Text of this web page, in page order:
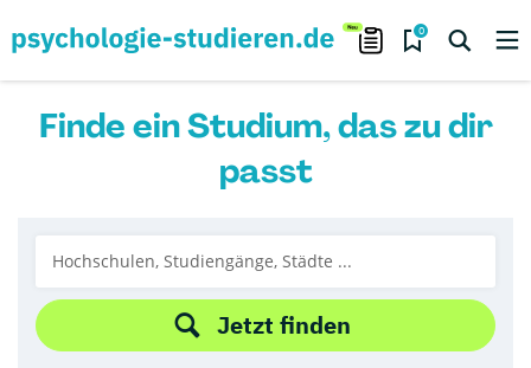
0
Finde ein Studium, das zu dir
passt
Jetzt finden